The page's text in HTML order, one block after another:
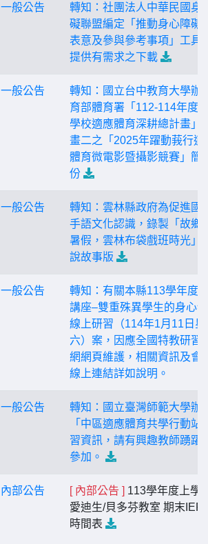
一般公告
轉知：社團法人中華民國身
礙聯盟編定「推動身心障礙
表意及參與參考事項」工具
提供有需求之下載
一般公告
轉知：國立台中教育大學辦
育部體育署「112-114年度
學校適應體育深耕總計畫」
畫二之「2025年躍動莪行適
體育微電影暨攝影競賽」簡
份
一般公告
轉知：雲林縣政府為促進國
手語文化認識，錄製「故鄉
暑假，雲林布袋戲班時光」
說故事版
一般公告
轉知：有關本縣113學年度
講座–雙重殊異學生的身心
線上研習（114年1月11日星
六）案，因應全國特教研習
網網頁維護，相關資訊及會
線上連結詳如說明。
一般公告
轉知：國立臺灣師範大學辦
「中區適應體育共學行動站
習資訊，請有興趣教師踴躍
參加。
內部公告 [ 內部公告 ] 113學年度上學
愛迪生/貝多芬教室 期末IEP
時間表